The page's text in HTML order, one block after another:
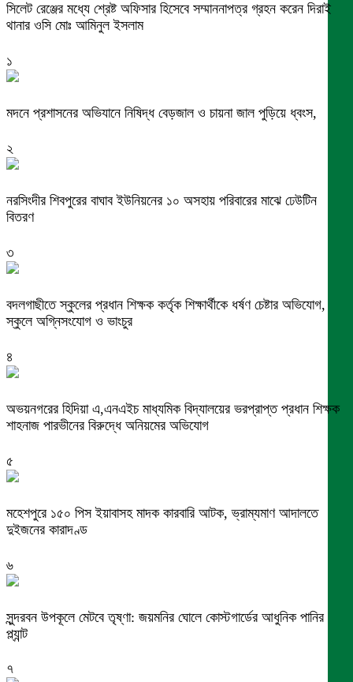
সিলেট রেঞ্জের মধ্যে শ্রেষ্ট অফিসার হিসেবে সম্মাননাপত্র গ্রহন করেন দিরাই
থানার ওসি মোঃ আমিনুল ইসলাম
১
মদনে প্রশাসনের অভিযানে নিষিদ্ধ বেড়জাল ও চায়না জাল পুড়িয়ে ধ্বংস,
২
নরসিংদীর শিবপুরের বাঘাব ইউনিয়নের ১০ অসহায় পরিবারের মাঝে ঢেউটিন
বিতরণ
৩
বদলগাছীতে স্কুলের প্রধান শিক্ষক কর্তৃক শিক্ষার্থীকে ধর্ষণ চেষ্টার অভিযোগ,
স্কুলে অগ্নিসংযোগ ও ভাংচুর
৪
অভয়নগরের হিদিয়া এ,এনএইচ মাধ্যমিক বিদ্যালয়ের ভরপ্রাপ্ত প্রধান শিক্ষক
শাহনাজ পারভীনের বিরুদ্ধে অনিয়মের অভিযোগ
৫
মহেশপুরে ১৫০ পিস ইয়াবাসহ মাদক কারবারি আটক, ভ্রাম্যমাণ আদালতে
দুইজনের কারাদণ্ড
৬
সুন্দরবন উপকূলে মেটবে তৃষ্ণা: জয়মনির ঘোলে কোস্টগার্ডের আধুনিক পানির
প্ল্যান্ট
৭